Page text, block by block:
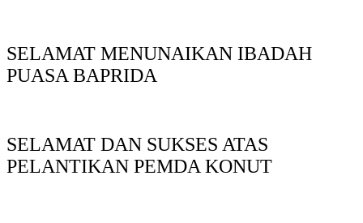
SELAMAT MENUNAIKAN IBADAH
PUASA BAPRIDA
SELAMAT DAN SUKSES ATAS
PELANTIKAN PEMDA KONUT